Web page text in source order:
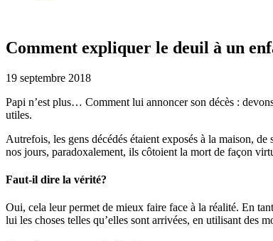
Comment expliquer le deuil à un
19 septembre 2018
Papi n’est plus… Comment lui annoncer son décès :
utiles.
Autrefois, les gens décédés étaient exposés à la maison,
nos jours, paradoxalement, ils côtoient la mort de façon
Faut-il dire la vérité?
Oui, cela leur permet de mieux faire face à la réalité. En
lui les choses telles qu’elles sont arrivées, en utilisant des